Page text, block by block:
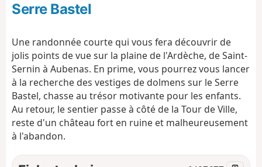
g
a
Serre Bastel
Une randonnée courte qui vous fera découvrir de
jolis points de vue sur la plaine de l'Ardèche, de Saint-
Sernin à Aubenas. En prime, vous pourrez vous lancer
à la recherche des vestiges de dolmens sur le Serre
Bastel, chasse au trésor motivante pour les enfants.
Au retour, le sentier passe à côté de la Tour de Ville,
reste d'un château fort en ruine et malheureusement
à l'abandon.